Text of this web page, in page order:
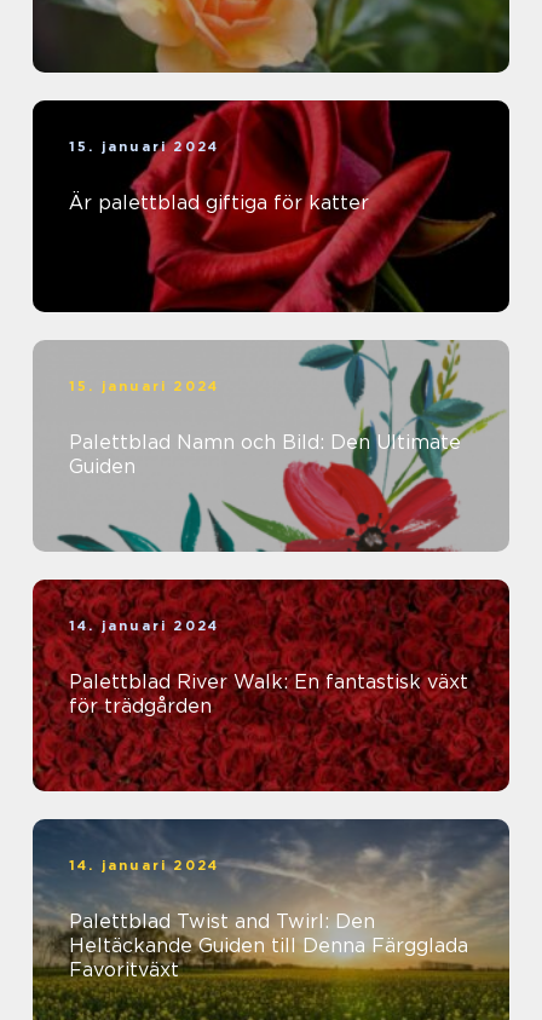
15. januari 2024
Är palettblad giftiga för katter
15. januari 2024
Palettblad Namn och Bild: Den Ultimate
Guiden
14. januari 2024
Palettblad River Walk: En fantastisk växt
för trädgården
14. januari 2024
Palettblad Twist and Twirl: Den
Heltäckande Guiden till Denna Färgglada
Favoritväxt